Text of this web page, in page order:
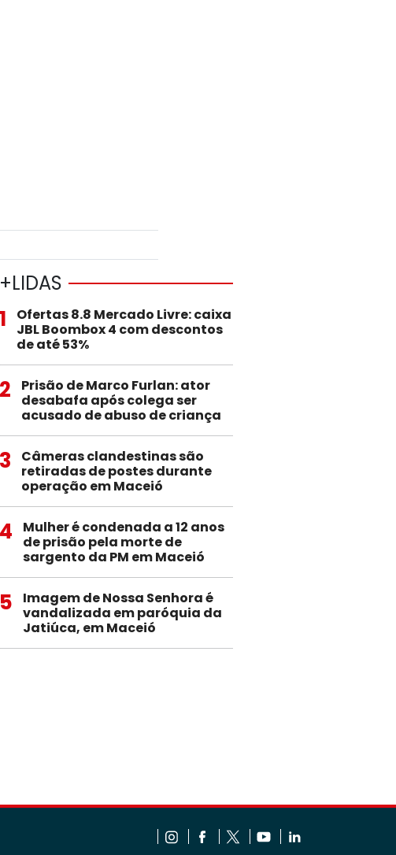
+LIDAS
1
Ofertas 8.8 Mercado Livre: caixa
JBL Boombox 4 com descontos
de até 53%
2
Prisão de Marco Furlan: ator
desabafa após colega ser
acusado de abuso de criança
3
Câmeras clandestinas são
retiradas de postes durante
operação em Maceió
4
Mulher é condenada a 12 anos
de prisão pela morte de
sargento da PM em Maceió
5
Imagem de Nossa Senhora é
vandalizada em paróquia da
Jatiúca, em Maceió